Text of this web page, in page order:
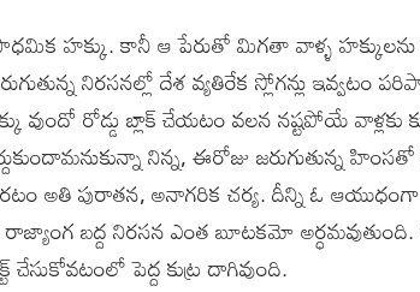
హక్కు. కానీ ఆ పేరుతో మిగతా వాళ్ళ
నిరసనల్లో దేశ వ్యతిరేక స్లోగన్లు ఇవ్వటం
వుందో రోడ్డు బ్లాక్ చేయటం వలన నష్టపోయే
నిన్న, ఈరోజు జరుగుతున్న
అతి పురాతన, అనాగరిక చర్య. దీన్ని ఓ
రాజ్యాంగ బద్ద నిరసన ఎంత బూటకమో
చేసుకోవటంలో పెద్ద కుట్ర దాగివుంది.